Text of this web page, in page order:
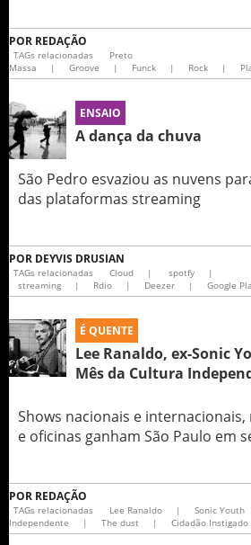
POR REDAÇÃO
TAGs relacionadas
Preto
Massa
| Groove | Funck | Rock |
ENSAIO
A dança da chuva
São Pedro esvaziou as nuvens
das plataformas streaming
POR DEYVIS DRUSIAN
TAGs relacionadas Cloud | spotfy
|
streaming
| Rdio | Deezer | Google
É QUENTE
Lee Ranaldo, ex-Sonic
Mês da Cultura
Shows nacionais e
e oficinas ganham São Paulo em
POR REDAÇÃO
TAGs relacionadas Lee Ranaldo | Sonic Youth
Independente
| The dust | Cidadão Instigado